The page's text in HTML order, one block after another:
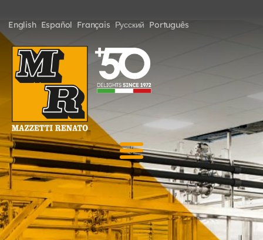
English Español Français Русский Português